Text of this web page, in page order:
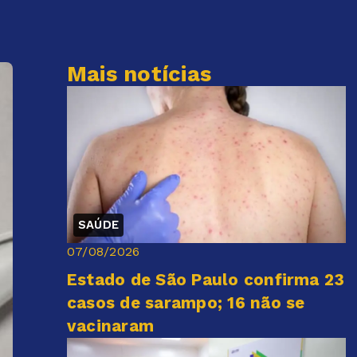
Mais notícias
SAÚDE
07/08/2026
Estado de São Paulo confirma 23
casos de sarampo; 16 não se
vacinaram